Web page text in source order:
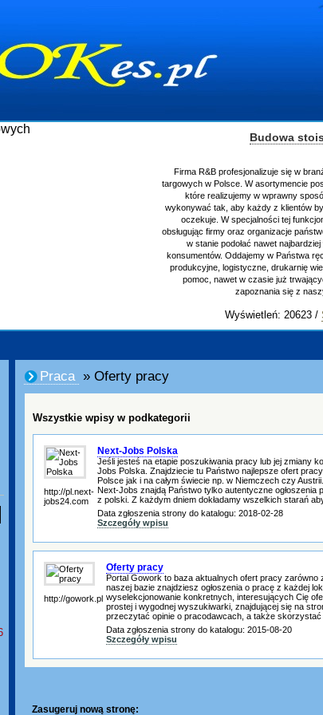
Budowa
Firma R&B profesjonalizuje się w
targowych w Polsce. W asortymencie
które realizujemy w wprawny
wykonywać tak, aby każdy z klientów
oczekuje. W specjalności tej
obsługując firmy oraz organizacje
w stanie podołać nawet
konsumentów. Oddajemy w Państwa
produkcyjne, logistyczne, drukarnię
pomoc, nawet w czasie już
zapoznania się z
Wyświetleń: 20623 /
Praca » Oferty pracy
Wszystkie wpisy w podkategorii
http://pl.next-
jobs24.com
Next-Jobs Polska
Jeśli jesteś na etapie poszukiwania pracy lub jej zmiany
Jobs Polska. Znajdziecie tu Państwo najlepsze ofert
Polsce jak i na całym świecie np. w Niemczech czy
Next-Jobs znajdą Państwo tylko autentyczne ogłoszenia
z polski. Z każdym dniem dokładamy wszelkich starań
Data zgłoszenia strony do katalogu: 2018-02-28
Szczegóły wpisu
http://gowork.pl
Oferty pracy
Portal Gowork to baza aktualnych ofert pracy zarówno
naszej bazie znajdziesz ogłoszenia o pracę z każdej
wyselekcjonowanie konkretnych, interesujących Cię
prostej i wygodnej wyszukiwarki, znajdującej się na
przeczytać opinie o pracodawcach, a także
Data zgłoszenia strony do katalogu: 2015-08-20
Szczegóły wpisu
Zasugeruj nową stronę: